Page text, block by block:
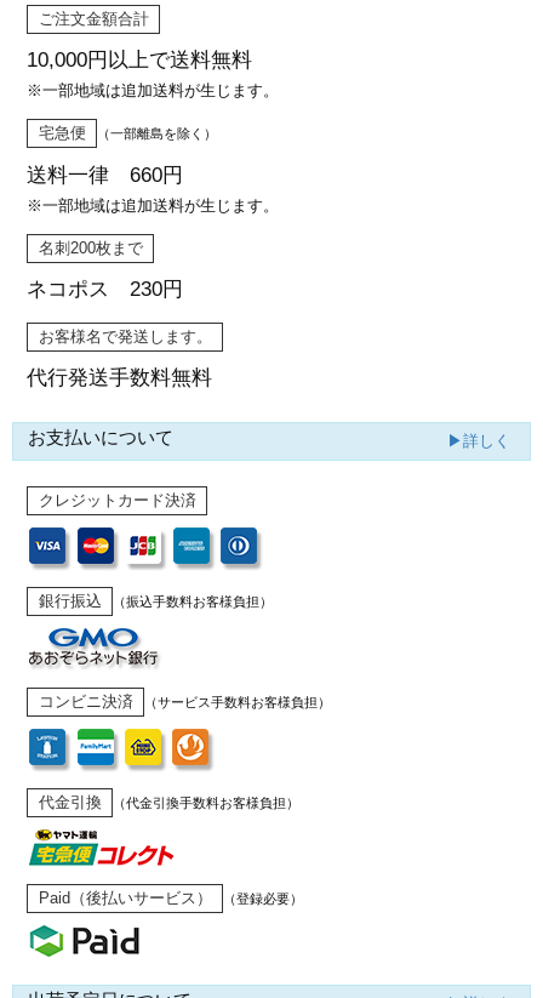
ご注文金額合計
10,000円以上で送料無料
※一部地域は追加送料が生じます。
宅急便 （一部離島を除く）
送料一律 660円
※一部地域は追加送料が生じます。
名刺200枚まで
ネコポス 230円
お客様名で発送します。
代行発送手数料無料
お支払いについて ▶詳しく
クレジットカード決済
銀行振込 （振込手数料お客様負担）
コンビニ決済 （サービス手数料お客様負担）
代金引換 （代金引換手数料お客様負担）
Paid（後払いサービス） （登録必要）